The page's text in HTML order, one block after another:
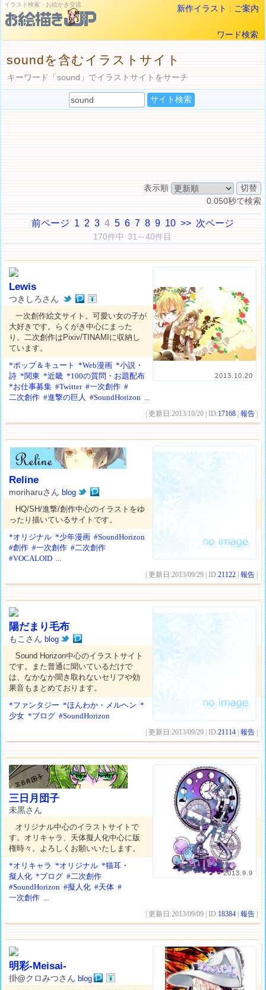
イラスト検索・お絵かき交流 新作イラスト | ご案内
ワード検索
soundを含むイラストサイト
キーワード「sound」でイラストサイトをサーチ
表示順
0.050秒で検索
前ページ 1 2 3 4 5 6 7 8 9 10 >> 次ページ
170件中 31～40件目
2013.10.20
Lewis
つきしろさん
一次創作絵文サイト。可愛い女の子が
大好きです。らくがき中心にまった
り。二次創作はPixiv/TINAMIに収納し
ています。
*ポップ＆キュート
*Web漫画 *小説・
詩 *関東 *近畿 *100の質問・お題配布
*お仕事募集 #Twitter #一次創作 #
二次創作 #進撃の巨人 #SoundHorizon ...
| 更新日:2013/10/20 | ID:17168 |報告
Reline
moriharuさんblog
HQ/SH/進撃/創作中心のイラストをゆ
ったり描いているサイトです。
*オリジナル *少年漫画 #SoundHorizon
#創作 #一次創作 #二次創作
#VOCALOID ...
| 更新日:2013/09/29 | ID:21122 |報告
陽だまり毛布
もこさんblog
Sound Horizon中心のイラストサイト
です。また普通に聞いているだけで
は、なかなか聞き取れないセリフや効
果音もまとめております。
*ファンタジー *ほんわか・メルヘン *
少女 *ブログ #SoundHorizon
| 更新日:2013/09/29 | ID:21114 |報告
2013.9.9
三日月団子
未黒さん
オリジナル中心のイラストサイトで
す。オリキャラ、天体擬人化中心に版
権時々。よろしくお願いいたします。
*オリキャラ *オリジナル *猫耳・
擬人化 *ブログ #二次創作
#SoundHorizon #擬人化 #天体 #
一次創作 ...
| 更新日:2013/09/09 | ID:18384 |報告
明彩-Meisai-
掛@クロみつさんblog